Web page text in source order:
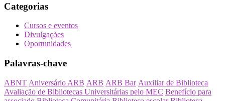
Categorias
Cursos e eventos
Divulgações
Oportunidades
Palavras-chave
ABNT Aniversário ARB ARB ARB Bar Auxiliar de Biblioteca
Avaliação de Bibliotecas Universitárias pelo MEC Benefício para